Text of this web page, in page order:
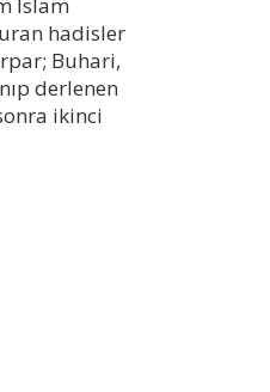
hadisler
Buhari,
derlenen
ikinci